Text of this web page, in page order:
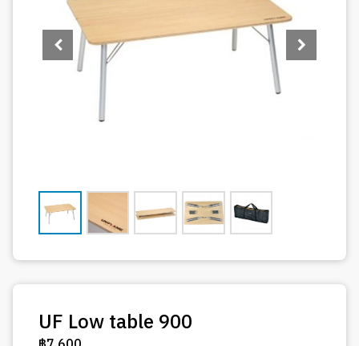
UF Low table 900